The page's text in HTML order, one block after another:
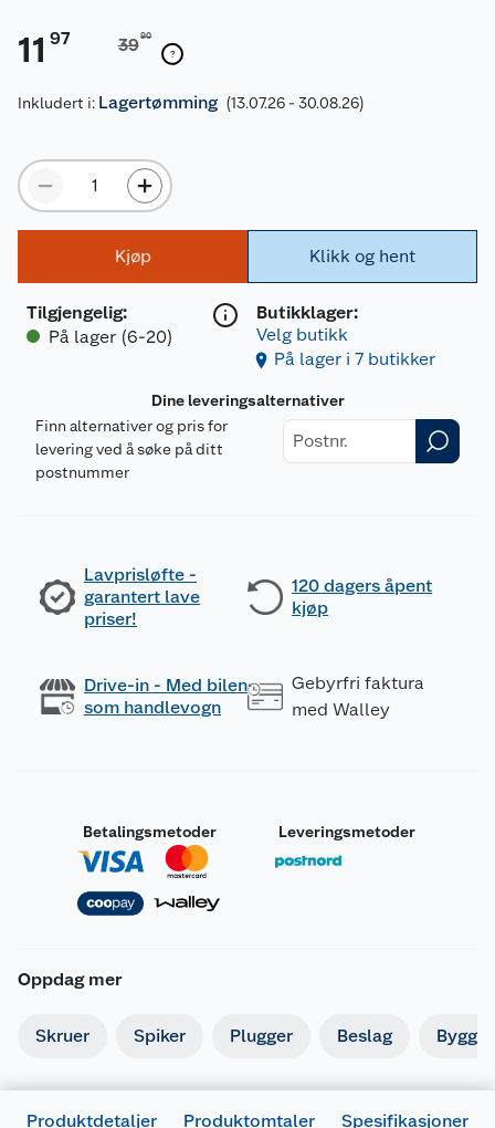
11 97 3990
Inkludert i: Lagertømming (13.07.26 - 30.08.26)
Kjøp
Tilgjengelig:
På lager (6-20)
Klikk og hent
Butikklager:
Velg butikk
På lager i 7 butikker
Dine leveringsalternativer
Finn alternativer og pris for
levering ved å søke på ditt
postnummer
Lavprisløfte -
garantert lave
priser!
120 dagers åpent
kjøp
Drive-in - Med bilen
som handlevogn
Gebyrfri faktura
med Walley
Betalingsmetoder Leveringsmetoder
Oppdag mer
Skruer Spiker Plugger Beslag
Produktdetaljer Produktomtaler Spesifikasjoner